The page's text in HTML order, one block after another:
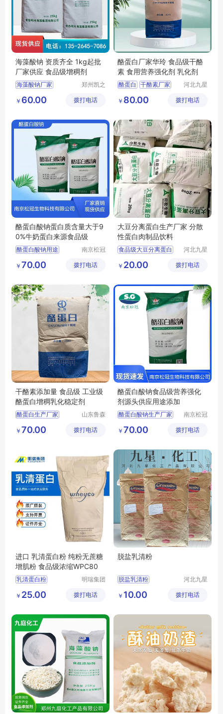
海藻酸钠 资质齐全 1kg起批
厂家供应 食品级增稠剂
海藻酸钠厂家
海藻酸钠价格
郑州凯之
加剂有限
￥ 60.00 拨打电话
酪蛋白厂家华玲 食品级干酪
素 食用营养强化剂 乳化剂
酪蛋白
干酪素厂家
河北九星
有限公司
￥ 80.00 拨打电话
酪蛋白酸钠蛋白质含量大于9
0%牛奶蛋白来源食品级
酪蛋白酸钠用途
南京松冠
有限公司
￥ 70.00 拨打电话
大豆分离蛋白生产厂家 分散
性蛋白肉制品饮料
食品级大豆分离蛋白
大豆分离蛋白
河北九星
有限公司
￥ 20.00 拨打电话
干酪素添加量 食品级 工业级
酪蛋白增稠乳化稳定剂
酪蛋白生产厂家
食品级酪蛋白厂家
山东鲁森
有限公司
￥ 70.00 拨打电话
酪蛋白酸钠食品级营养强化
剂源头供应用途添加
酪蛋白酸钠生产厂家
酪蛋白酸钠价格
南京松冠
有限公司
￥ 70.00 拨打电话
进口 乳清蛋白粉 纯粉无蔗糖
增肌粉 食品级浓缩WPC80
乳清蛋白粉
纯粉无蔗糖增肌粉
明瑞集团
有限公司
￥ 25.00 拨打电话
脱盐乳清粉
脱盐乳清粉
脱盐乳清粉食品级
脱盐乳清粉批发零售
河北九星
有限公司
￥ 10.00 拨打电话